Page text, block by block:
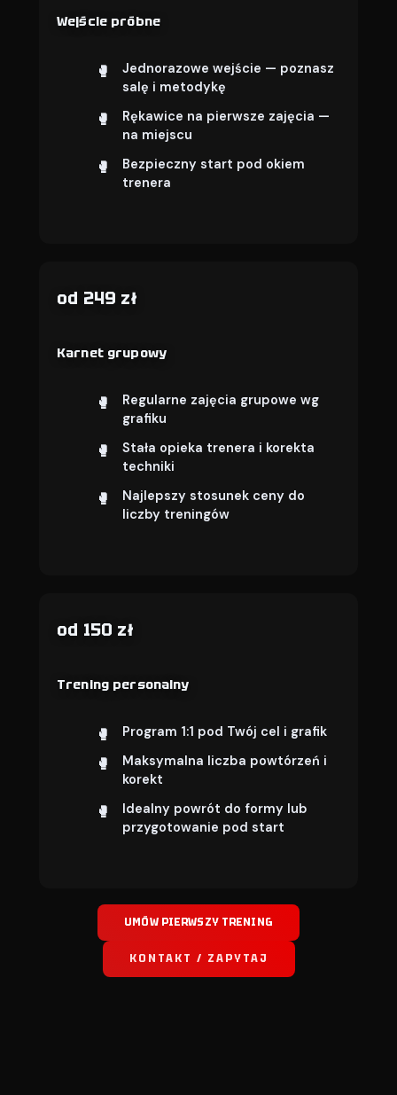
Wejście próbne
Jednorazowe wejście — poznasz
salę i metodykę
Rękawice na pierwsze zajęcia —
na miejscu
Bezpieczny start pod okiem
trenera
od 249 zł
Karnet grupowy
Regularne zajęcia grupowe wg
grafiku
Stała opieka trenera i korekta
techniki
Najlepszy stosunek ceny do
liczby treningów
od 150 zł
Trening personalny
Program 1:1 pod Twój cel i grafik
Maksymalna liczba powtórzeń i
korekt
Idealny powrót do formy lub
przygotowanie pod start
UMÓW PIERWSZY TRENING
KONTAKT / ZAPYTAJ